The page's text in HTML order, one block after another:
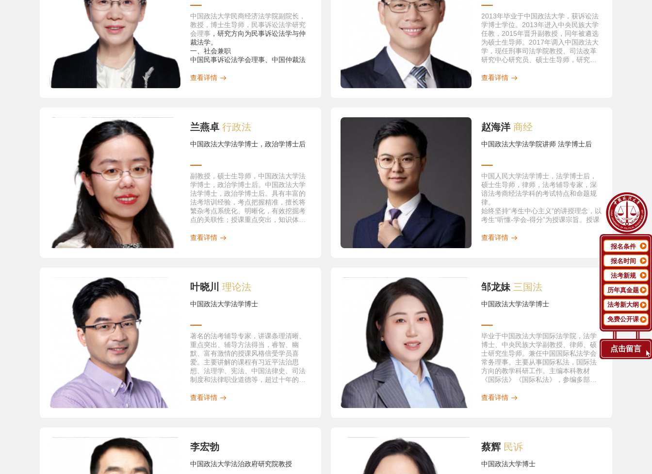
适用方法论）等项目。
获北京市第六届“青年教师教学基本功比
赛”二等奖。被评为中国政法大学第四
届、第五届、第六届、第七届“最受本科
生欢迎的十位老师”。
4. 《买卖的法律结构——以所有权移转
问题为中心》，中国政法大学出版社
2003年版
5. 《买卖契约》（译注），中国政法大
学出版社2001年版
（二）论文类
1.“中华人民共和国民法总则》（专家建
议稿）”，《比较法研究》2016年第3期
2.“赠与的法律范畴”，《中国政法大学学
报》2014年第5期
5.“侵权责任方式的类型化分析”，《广东
6. “机动车交通事故责任的归责原则及责
8.“含混不清的‘占有’——物权法草案占有
制度简评”，《中外法学》2006年第2期
9.“交付的法律性质——兼论原因理论的
发展”，《法学研究》2004年第1期
10.《法律援助问题：体制比较》，《环
球法律评论》2003年第6期
中国政法大学民商经济法学院副院长，
教授，博士生导师，民事诉讼法学研究
会理事 ，研究方向为民事诉讼法学与仲
裁法学。
一、社会兼职
中国民事诉讼法学会理事、中国仲裁法
事。
讼法学专业，获得法学硕士学位；
3.1999年7月毕业于中国政法大学民事诉
三、荣誉奖励
获“第三届全国中青年民事诉讼法学研究
成果奖”著作类二等奖。（中国法学
会）。
2．《民事再审制度的理论阐释》2005年
6月获得全国第六届中青年诉讼法学优秀
科研成果论文类三等奖；
3．在2011-2012学年获得中国政法大学
优秀教师特别奖。
4．在2005-2006学年获得中国政法大学
优秀教师特别奖。
2000年全国司法改革优秀论文奖；
得司法部2000年度优秀科研成果三等
9．1999年1月获得中国政法大学三育人
奖；
10．1999年2月被评为北京市爱国立功
标兵；
11．1996年11月25日获得中国政法大学
首届青年教师基本功比赛二等奖；
教师基本功比赛二等奖。
2．《协议仲裁制度研究》（独著），法
律出版社，2006年10月 。
3．《民事诉讼法学》（合著），宋朝武
主编，“十一五”国家重点图书出版规划项
查看详情
2013年毕业于中国政法大学，获诉讼法
学博士学位。2013年进入中央民族大学
任教，2015年晋升副教授，同年被遴选
为硕士生导师。2017年调入中国政法大
学，现任刑事司法学院教授、司法改革
研究中心研究员、硕士生导师，研究方
加州大学戴维斯分校法学院访问学者
（一）学术论文
2.《推进司法公开问题的思考》，载《法
学》2015年第12期（CLSCI）
法论坛》2013年第2期（CLSCI）
载《比较法研究》2013年第1期
（CLSCI）
5.《关于司法权威问题之探讨》，载《政
法论坛》2011年第1期（CLSCI）
6.《司法公信力若干问题之探讨——以刑
事审判为视角》，载《法学杂志》2015
年第4期（CSSCI）
7.《论无罪推定原则及其在中国的适
用》，载《法学杂志》2013年第10期
（CSSCI）
大复印资料全文转载）
《中国刑事法杂志》2010年第10期
角》，载《法学杂志》2011年第9期
（CSSCI）
11.《论排除合理怀疑证明标准的司法适
用》，载《法律适用》2015年第9期（北
大版核心）
12.《英美法系排除合理怀疑的认识论基
大版核心）
载《中国法律》（香港）2013年第4期
（境外期刊）
15.《非法证据排除规则：中国内地刑事
证据立法的新发展》，载《澳门新视
查看详情
兰燕卓 行政法
中国政法大学法学博士，政治学博士后
副教授，硕士生导师，中国政法大学法
学博士，政治学博士后。中国政法大学
法学博士，政治学博士后。具有丰富的
法考培训经验，考点把握精准，擅长将
繁杂考点系统化、明晰化，有效挖掘考
点的关联性；授课重点突出，知识体系
考效率。
查看详情
赵海洋 商经
中国政法大学法学院讲师 法学博士后
中国人民大学法学博士，法学博士后，
硕士生导师，律师，法考辅导专家，深
谙法考商经法学科的考试特点和命题规
律。
始终坚持“考生中心主义”的讲授理念，以
考生“听懂-学会-得分”为授课宗旨。授课
商经法“接地气”。
查看详情
叶晓川 理论法
中国政法大学法学博士
著名的法考辅导专家，讲课条理清晰、
重点突出、辅导方法得当，睿智、幽
默、富有激情的授课风格倍受学员喜
爱。主要讲解的课程有习近平法治思
想、法理学、宪法、中国法律史、司法
制度和法律职业道德等，超过十年的考
者
查看详情
邹龙妹 三国法
中国政法大学法学博士
毕业于中国政法大学国际法学院，法学
博士、中央民族大学副教授、律师、硕
士研究生导师。兼任中国国际私法学会
常务理事。主要从事国际私法，国际法
方向的教学科研工作。主编本科教材
《国际法》《国际私法》，参编多部。
际法中的国家责任问题研究》等核心论
查看详情
李宏勃
中国政法大学法治政府研究院教授
蔡辉 民诉
中国政法大学博士
报名条件
报名时间
法考新规
历年真金题
法考新大纲
免费公开课
点击留言